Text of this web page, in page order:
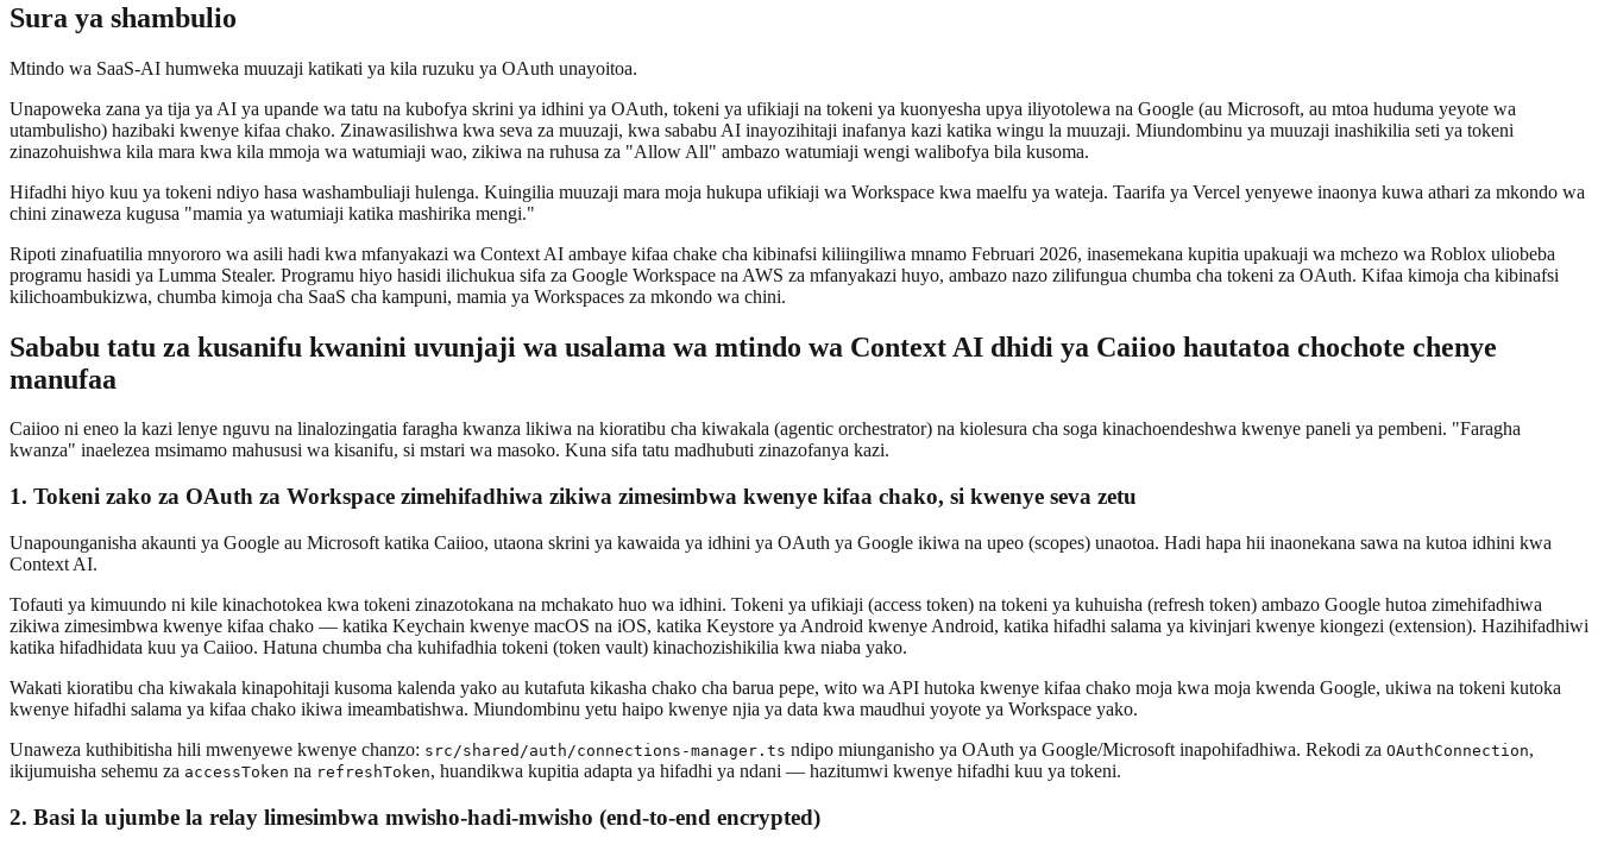
Sura ya shambulio
Mtindo wa SaaS-AI humweka muuzaji katikati ya kila ruzuku ya OAuth unayoitoa.
Unapoweka zana ya tija ya AI ya upande wa tatu na kubofya skrini ya idhini ya OAuth, tokeni ya ufikiaji na tokeni ya kuonyesha upya iliyotolewa na Google (au Microsoft, au mtoa huduma yeyote wa
utambulisho) hazibaki kwenye kifaa chako. Zinawasilishwa kwa seva za muuzaji, kwa sababu AI inayozihitaji inafanya kazi katika wingu la muuzaji. Miundombinu ya muuzaji inashikilia seti ya tokeni
zinazohuishwa kila mara kwa kila mmoja wa watumiaji wao, zikiwa na ruhusa za "Allow All" ambazo watumiaji wengi walibofya bila kusoma.
Hifadhi hiyo kuu ya tokeni ndiyo hasa washambuliaji hulenga. Kuingilia muuzaji mara moja hukupa ufikiaji wa Workspace kwa maelfu ya wateja. Taarifa ya Vercel yenyewe inaonya kuwa athari za mkondo wa
chini zinaweza kugusa "mamia ya watumiaji katika mashirika mengi."
Ripoti zinafuatilia mnyororo wa asili hadi kwa mfanyakazi wa Context AI ambaye kifaa chake cha kibinafsi kiliingiliwa mnamo Februari 2026, inasemekana kupitia upakuaji wa mchezo wa Roblox uliobeba
programu hasidi ya Lumma Stealer. Programu hiyo hasidi ilichukua sifa za Google Workspace na AWS za mfanyakazi huyo, ambazo nazo zilifungua chumba cha tokeni za OAuth. Kifaa kimoja cha kibinafsi
kilichoambukizwa, chumba kimoja cha SaaS cha kampuni, mamia ya Workspaces za mkondo wa chini.
Sababu tatu za kusanifu kwanini uvunjaji wa usalama wa mtindo wa Context AI dhidi ya Caiioo hautatoa chochote chenye
manufaa
Caiioo ni eneo la kazi lenye nguvu na linalozingatia faragha kwanza likiwa na kioratibu cha kiwakala (agentic orchestrator) na kiolesura cha soga kinachoendeshwa kwenye paneli ya pembeni. "Faragha
kwanza" inaelezea msimamo mahususi wa kisanifu, si mstari wa masoko. Kuna sifa tatu madhubuti zinazofanya kazi.
1. Tokeni zako za OAuth za Workspace zimehifadhiwa zikiwa zimesimbwa kwenye kifaa chako, si kwenye seva zetu
Unapounganisha akaunti ya Google au Microsoft katika Caiioo, utaona skrini ya kawaida ya idhini ya OAuth ya Google ikiwa na upeo (scopes) unaotoa. Hadi hapa hii inaonekana sawa na kutoa idhini kwa
Context AI.
Tofauti ya kimuundo ni kile kinachotokea kwa tokeni zinazotokana na mchakato huo wa idhini. Tokeni ya ufikiaji (access token) na tokeni ya kuhuisha (refresh token) ambazo Google hutoa zimehifadhiwa
zikiwa zimesimbwa kwenye kifaa chako — katika Keychain kwenye macOS na iOS, katika Keystore ya Android kwenye Android, katika hifadhi salama ya kivinjari kwenye kiongezi (extension). Hazihifadhiwi
katika hifadhidata kuu ya Caiioo. Hatuna chumba cha kuhifadhia tokeni (token vault) kinachozishikilia kwa niaba yako.
Wakati kioratibu cha kiwakala kinapohitaji kusoma kalenda yako au kutafuta kikasha chako cha barua pepe, wito wa API hutoka kwenye kifaa chako moja kwa moja kwenda Google, ukiwa na tokeni kutoka
kwenye hifadhi salama ya kifaa chako ikiwa imeambatishwa. Miundombinu yetu haipo kwenye njia ya data kwa maudhui yoyote ya Workspace yako.
Unaweza kuthibitisha hili mwenyewe kwenye chanzo: src/shared/auth/connections-manager.ts ndipo miunganisho ya OAuth ya Google/Microsoft inapohifadhiwa. Rekodi za OAuthConnection,
ikijumuisha sehemu za accessToken na refreshToken, huandikwa kupitia adapta ya hifadhi ya ndani — hazitumwi kwenye hifadhi kuu ya tokeni.
2. Basi la ujumbe la relay limesimbwa mwisho-hadi-mwisho (end-to-end encrypted)